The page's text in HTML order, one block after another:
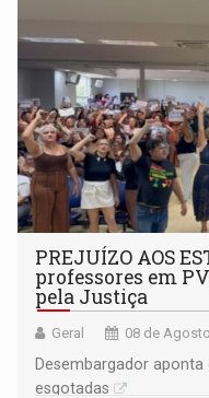
PREJUÍZO AOS
professores em
pela Justiça
Geral 08 de
Desembargador
esgotadas